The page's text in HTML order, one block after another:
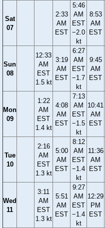
Sat
07
2:33
AM
EST
5:46
AM
EST
−2.0
kt
8:53
AM
EST
Sun
08
12:33
AM
EST
1.5 kt
3:19
AM
EST
6:27
AM
EST
−1.7
kt
9:45
AM
EST
Mon
09
1:22
AM
EST
1.4 kt
4:08
AM
EST
7:13
AM
EST
−1.5
kt
10:41
AM
EST
Tue
10
2:16
AM
EST
1.3 kt
5:00
AM
EST
8:12
AM
EST
−1.4
kt
11:36
AM
EST
Wed
11
3:11
AM
EST
1.3 kt
5:51
AM
EST
9:27
AM
EST
−1.4
kt
12:29
PM
EST